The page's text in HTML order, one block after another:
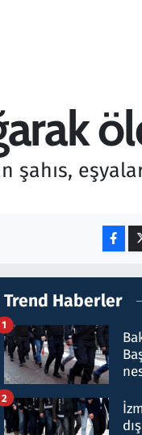
Trend Haberler
1
2